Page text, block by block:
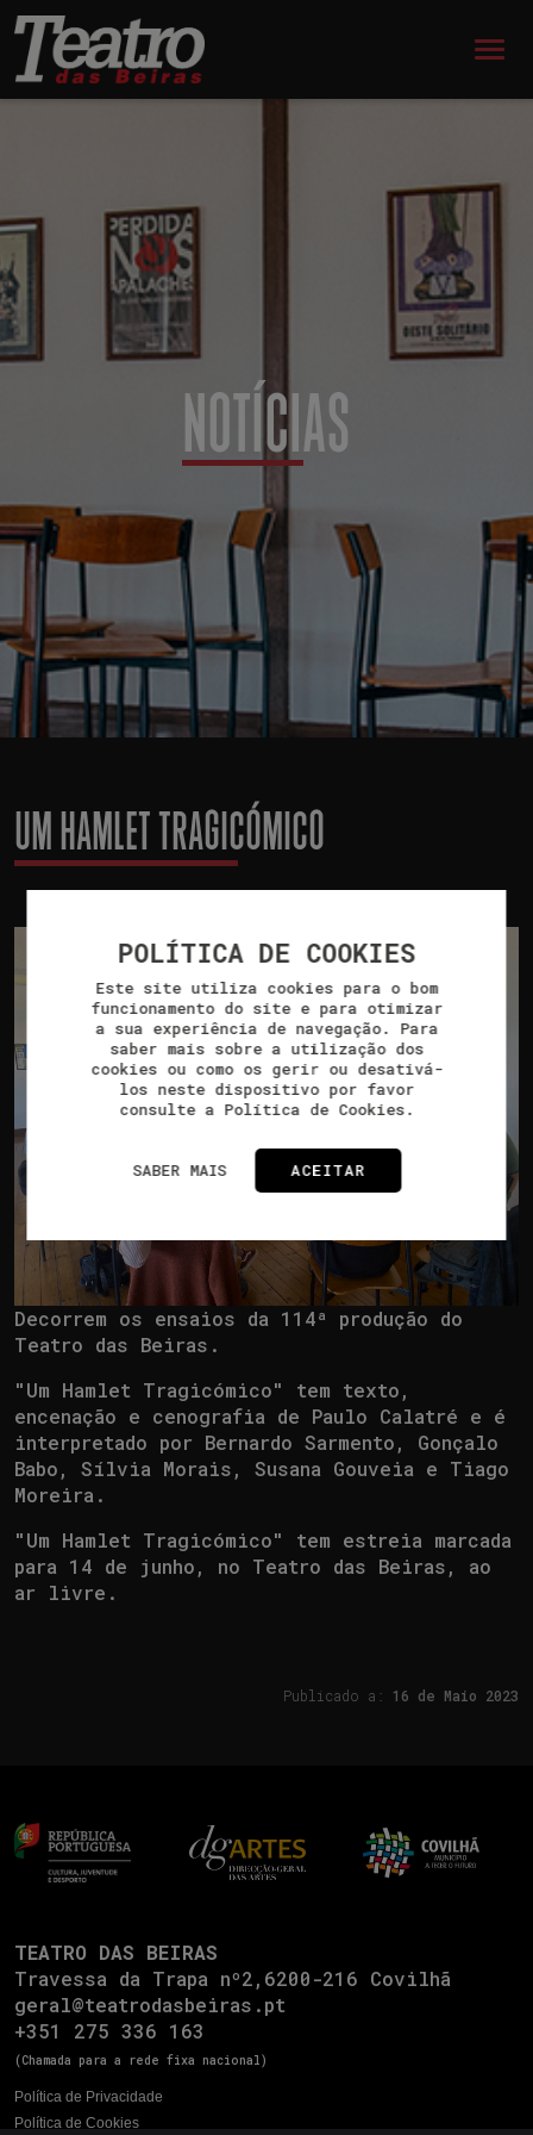
POLÍTICA DE COOKIES
Este site utiliza cookies para o bom
funcionamento do site e para otimizar
a sua experiência de navegação. Para
saber mais sobre a utilização dos
cookies ou como os gerir ou desativá-
los neste dispositivo por favor
consulte a Política de Cookies.
SABER MAIS ACEITAR
NOTÍCIAS
UM HAMLET TRAGICÓMICO
Decorrem os ensaios da 114ª produção do
Teatro das Beiras.
"Um Hamlet Tragicómico" tem texto,
encenação e cenografia de Paulo Calatré e é
interpretado por Bernardo Sarmento, Gonçalo
Babo, Sílvia Morais, Susana Gouveia e Tiago
Moreira.
"Um Hamlet Tragicómico" tem estreia marcada
para 14 de junho, no Teatro das Beiras, ao
ar livre.
Publicado a: 16 de Maio 2023
TEATRO DAS BEIRAS
Travessa da Trapa nº2,6200-216 Covilhã
geral@teatrodasbeiras.pt
+351 275 336 163
(Chamada para a rede fixa nacional)
Política de Privacidade
Política de Cookies